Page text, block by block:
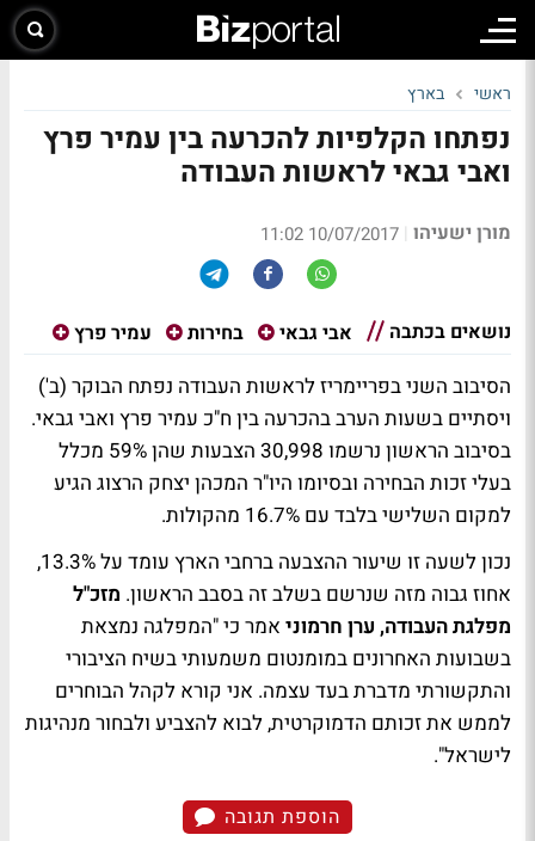
ראשי בארץ
נפתחו הקלפיות להכרעה בין עמיר פרץ
ואבי גבאי לראשות העבודה
מורן ישעיהו |
10/07/2017 11:02
נושאים בכתבה אבי גבאי בחירות עמיר פרץ
הסיבוב השני בפריימריז לראשות העבודה נפתח הבוקר (ב')
ויסתיים בשעות הערב בהכרעה בין ח"כ עמיר פרץ ואבי גבאי.
בסיבוב הראשון נרשמו 30,998 הצבעות שהן 59% מכלל
בעלי זכות הבחירה ובסיומו היו"ר המכהן יצחק הרצוג הגיע
למקום השלישי בלבד עם 16.7% מהקולות.
נכון לשעה זו שיעור ההצבעה ברחבי הארץ עומד על 13.3%,
אחוז גבוה מזה שנרשם בשלב זה בסבב הראשון. מזכ"ל
מפלגת העבודה, ערן חרמוני אמר כי "המפלגה נמצאת
בשבועות האחרונים במומנטום משמעותי בשיח הציבורי
והתקשורתי מדברת בעד עצמה. אני קורא לקהל הבוחרים
לממש את זכותם הדמוקרטית, לבוא להצביע ולבחור מנהיגות
לישראל".
הוספת תגובה